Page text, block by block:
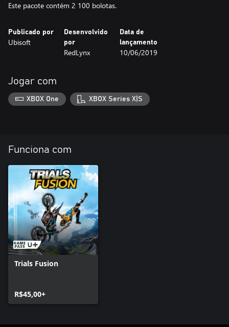
Este pacote contém 2 100 bolotas.
Publicado por
Ubisoft
Desenvolvido
por
RedLynx
Data de
lançamento
10/06/2019
Jogar com
XBOX One XBOX Series X|S
Funciona com
Trials Fusion
R$45,00+